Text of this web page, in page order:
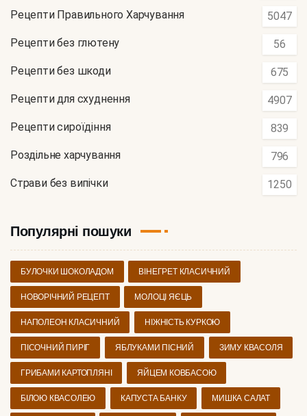
Рецепти Правильного Харчування 5047
Рецепти без глютену 56
Рецепти без шкоди 675
Рецепти для схуднення 4907
Рецепти сироїдіння 839
Роздільне харчування 796
Страви без випічки 1250
Популярні пошуки
БУЛОЧКИ ШОКОЛАДОМ ВІНЕГРЕТ КЛАСИЧНИЙ
НОВОРІЧНИЙ РЕЦЕПТ МОЛОЦІ ЯЄЦЬ
НАПОЛЕОН КЛАСИЧНИЙ НІЖНІСТЬ КУРКОЮ
ПІСОЧНИЙ ПИРІГ ЯБЛУКАМИ ПІСНИЙ ЗИМУ КВАСОЛЯ
ГРИБАМИ КАРТОПЛЯНІ ЯЙЦЕМ КОВБАСОЮ
БІЛОЮ КВАСОЛЕЮ КАПУСТА БАНКУ МИШКА САЛАТ